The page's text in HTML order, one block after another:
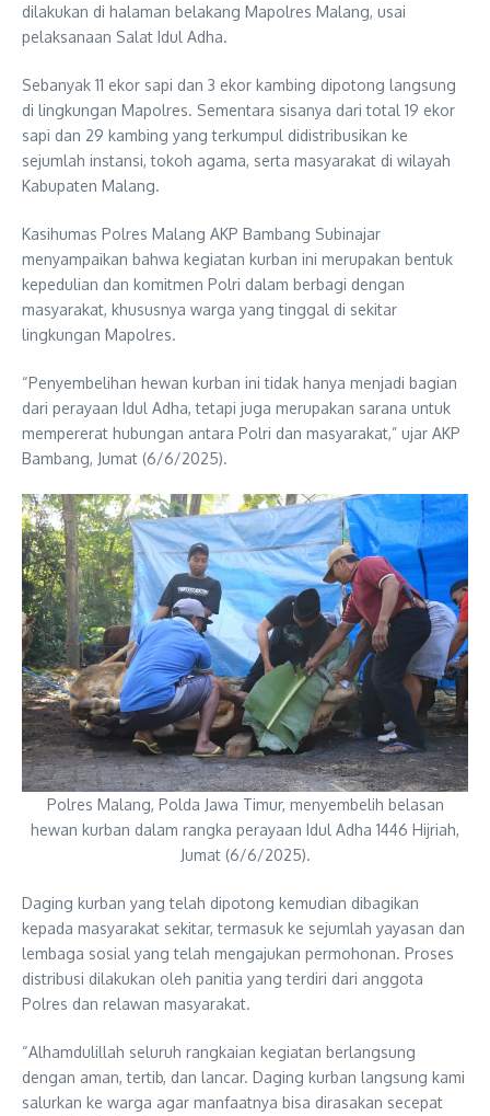
dilakukan di halaman belakang Mapolres Malang, usai
pelaksanaan Salat Idul Adha.
Sebanyak 11 ekor sapi dan 3 ekor kambing dipotong langsung
di lingkungan Mapolres. Sementara sisanya dari total 19 ekor
sapi dan 29 kambing yang terkumpul didistribusikan ke
sejumlah instansi, tokoh agama, serta masyarakat di wilayah
Kabupaten Malang.
Kasihumas Polres Malang AKP Bambang Subinajar
menyampaikan bahwa kegiatan kurban ini merupakan bentuk
kepedulian dan komitmen Polri dalam berbagi dengan
masyarakat, khususnya warga yang tinggal di sekitar
lingkungan Mapolres.
“Penyembelihan hewan kurban ini tidak hanya menjadi bagian
dari perayaan Idul Adha, tetapi juga merupakan sarana untuk
mempererat hubungan antara Polri dan masyarakat,” ujar AKP
Bambang, Jumat (6/6/2025).
Polres Malang, Polda Jawa Timur, menyembelih belasan
hewan kurban dalam rangka perayaan Idul Adha 1446 Hijriah,
Jumat (6/6/2025).
Daging kurban yang telah dipotong kemudian dibagikan
kepada masyarakat sekitar, termasuk ke sejumlah yayasan dan
lembaga sosial yang telah mengajukan permohonan. Proses
distribusi dilakukan oleh panitia yang terdiri dari anggota
Polres dan relawan masyarakat.
“Alhamdulillah seluruh rangkaian kegiatan berlangsung
dengan aman, tertib, dan lancar. Daging kurban langsung kami
salurkan ke warga agar manfaatnya bisa dirasakan secepat